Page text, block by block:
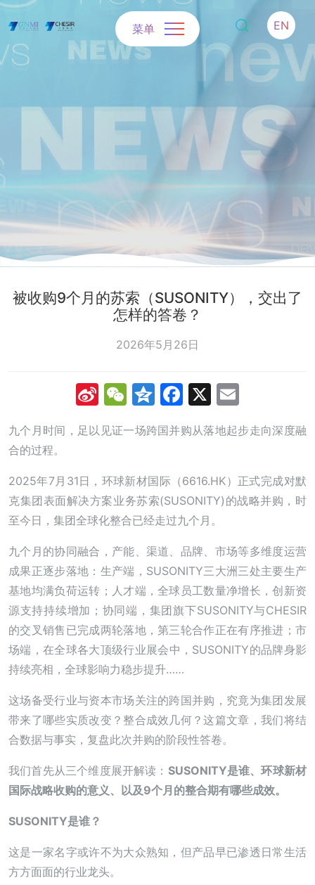
EN
菜单
被收购9个月的苏索（SUSONITY），交出了
怎样的答卷？
2026年5月26日
SinaWeChat
Qzone
Facebook
X
九个月时间，足以见证一场跨国并购从落地起步走向深度融
合的过程。
2025年7月31日，环球新材国际（6616.HK）正式完成对默
克集团表面解决方案业务苏索(SUSONITY)的战略并购，时
至今日，集团全球化整合已经走过九个月。
九个月的协同融合，产能、渠道、品牌、市场等多维度运营
成果正逐步落地：生产端，SUSONITY三大洲三处主要生产
基地均满负荷运转；人才端，全球员工数量净增长，创新资
源支持持续增加；协同端，集团旗下SUSONITY与CHESIR
的交叉销售已完成两轮落地，第三轮合作正在有序推进；市
场端，在全球各大顶级行业展会中，SUSONITY的品牌身影
持续亮相，全球影响力稳步提升……
这场备受行业与资本市场关注的跨国并购，究竟为集团发展
带来了哪些实质改变？整合成效几何？这篇文章，我们将结
合数据与事实，复盘此次并购的阶段性答卷。
我们首先从三个维度展开解读： SUSONITY是谁、环球新材
国际战略收购的意义、以及9个月的整合期有哪些成效。
SUSONITY是谁？
这是一家名字或许不为大众熟知，但产品早已渗透日常生活
方方面面的行业龙头。